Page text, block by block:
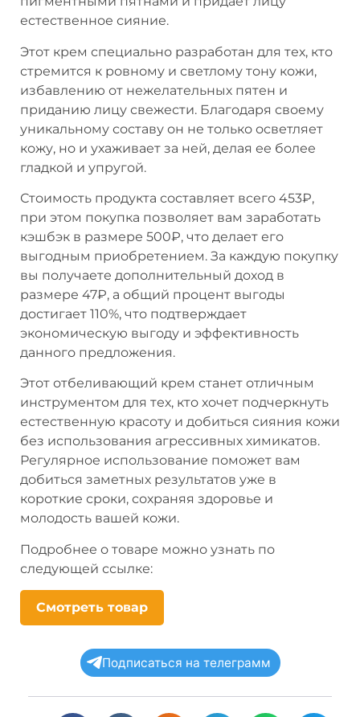
естественное сияние.
Этот крем специально разработан для тех, кто
стремится к ровному и светлому тону кожи,
избавлению от нежелательных пятен и
приданию лицу свежести. Благодаря своему
уникальному составу он не только осветляет
кожу, но и ухаживает за ней, делая ее более
гладкой и упругой.
Стоимость продукта составляет всего 453₽,
при этом покупка позволяет вам заработать
кэшбэк в размере 500₽, что делает его
выгодным приобретением. За каждую покупку
вы получаете дополнительный доход в
размере 47₽, а общий процент выгоды
достигает 110%, что подтверждает
экономическую выгоду и эффективность
данного предложения.
Этот отбеливающий крем станет отличным
инструментом для тех, кто хочет подчеркнуть
естественную красоту и добиться сияния кожи
без использования агрессивных химикатов.
Регулярное использование поможет вам
добиться заметных результатов уже в
короткие сроки, сохраняя здоровье и
молодость вашей кожи.
Подробнее о товаре можно узнать по
следующей ссылке:
Смотреть товар
Подписаться на телеграмм